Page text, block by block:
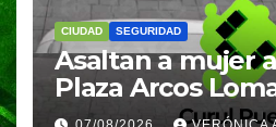
CIUDAD SEGURIDAD
Asaltan a mujer
Plaza Arcos
de Angelópolis;